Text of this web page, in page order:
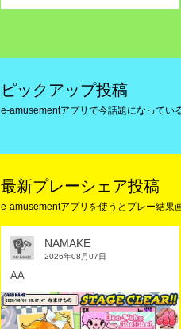
ピックアップ投稿
e-amusementアプリで今話題になってい
最新プレーシェア投稿
e-amusementアプリを使うとプレー結果
NAMAKE
2026年08月07日
AA